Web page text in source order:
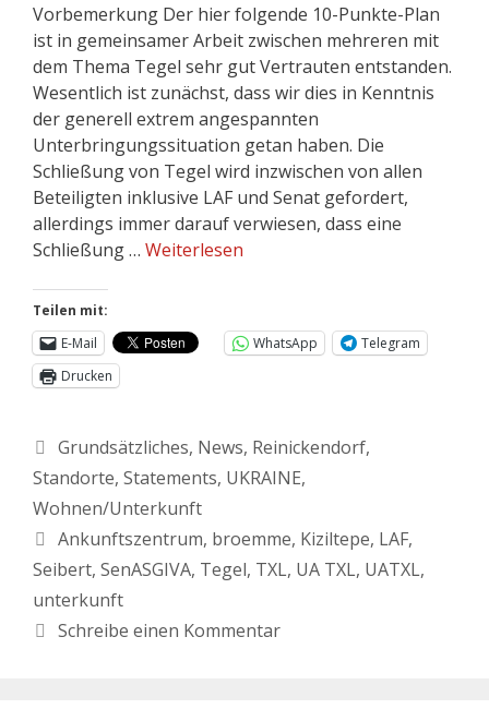
Vorbemerkung Der hier folgende 10-Punkte-Plan
ist in gemeinsamer Arbeit zwischen mehreren mit
dem Thema Tegel sehr gut Vertrauten entstanden.
Wesentlich ist zunächst, dass wir dies in Kenntnis
der generell extrem angespannten
Unterbringungssituation getan haben. Die
Schließung von Tegel wird inzwischen von allen
Beteiligten inklusive LAF und Senat gefordert,
allerdings immer darauf verwiesen, dass eine
Schließung … Weiterlesen
Teilen mit:
E-Mail
WhatsApp
Telegram
Drucken
Grundsätzliches, News, Reinickendorf,
Standorte, Statements, UKRAINE,
Wohnen/Unterkunft
Ankunftszentrum, broemme, Kiziltepe, LAF,
Seibert, SenASGIVA, Tegel, TXL, UA TXL, UATXL,
unterkunft
Schreibe einen Kommentar